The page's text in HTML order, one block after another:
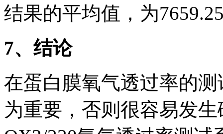
结果的平均值，为
7、结论
在蛋白膜氧气透过率的
为重要，否则很容易发